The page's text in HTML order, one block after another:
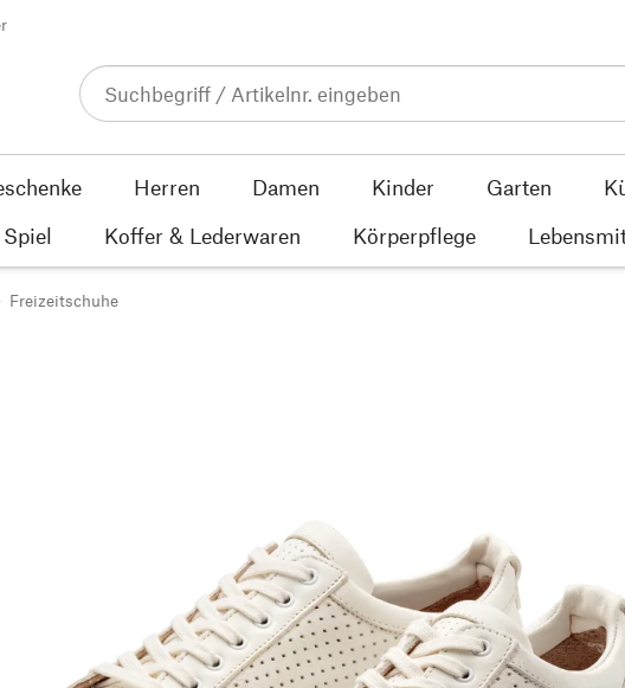
Herren Damen Kinder Garten
Koffer & Lederwaren Körperpflege
Freizeitschuhe